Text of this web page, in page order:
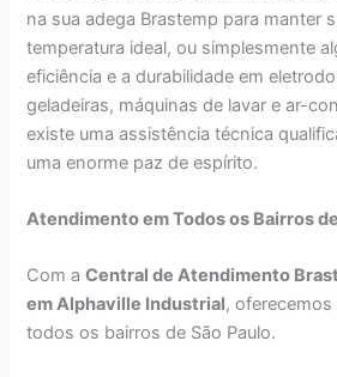
na sua adega Brastemp para manter
temperatura ideal, ou simplesmente
eficiência e a durabilidade em
geladeiras, máquinas de lavar e ar-
existe uma assistência técnica
uma enorme paz de espírito.
Atendimento em Todos os Bairros
Com aCentral de Atendimento
em Alphaville Industrial,
todos os bairros de São Paulo.